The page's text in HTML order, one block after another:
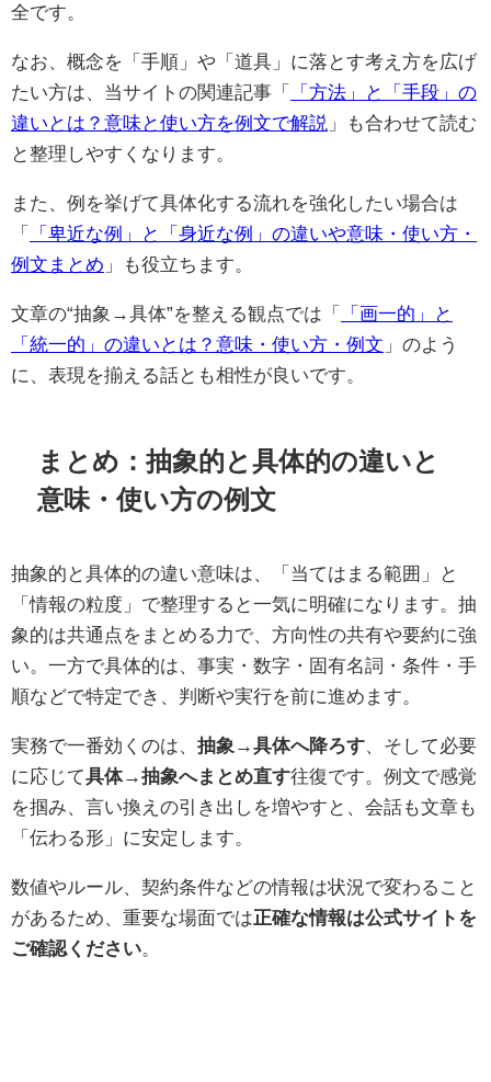
全です。
なお、概念を「手順」や「道具」に落とす考え方を広げ
たい方は、当サイトの関連記事「
「方法」と「手段」の
違いとは？意味と使い方を例文で解説 」も合わせて読む
と整理しやすくなります。
また、例を挙げて具体化する流れを強化したい場合は
「
「卑近な例」と「身近な例」の違いや意味・使い方・
例文まとめ 」も役立ちます。
文章の“抽象→具体”を整える観点では「
「画一的」と
「統一的」の違いとは？意味・使い方・例文 」のよう
に、表現を揃える話とも相性が良いです。
まとめ：抽象的と具体的の違いと
意味・使い方の例文
抽象的と具体的の違い意味は、「当てはまる範囲」と
「情報の粒度」で整理すると一気に明確になります。抽
象的は共通点をまとめる力で、方向性の共有や要約に強
い。一方で具体的は、事実・数字・固有名詞・条件・手
順などで特定でき、判断や実行を前に進めます。
実務で一番効くのは、 抽象→具体へ降ろす 、そして必要
に応じて具体→抽象へまとめ直す往復です。例文で感覚
を掴み、言い換えの引き出しを増やすと、会話も文章も
「伝わる形」に安定します。
数値やルール、契約条件などの情報は状況で変わること
があるため、重要な場面では正確な情報は公式サイトを
ご確認ください